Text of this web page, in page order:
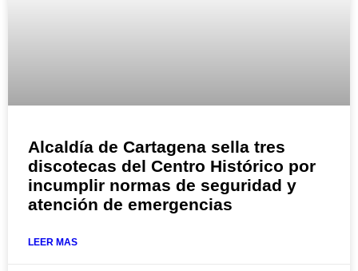
Alcaldía de Cartagena sella tres
discotecas del Centro Histórico por
incumplir normas de seguridad y
atención de emergencias
LEER MAS